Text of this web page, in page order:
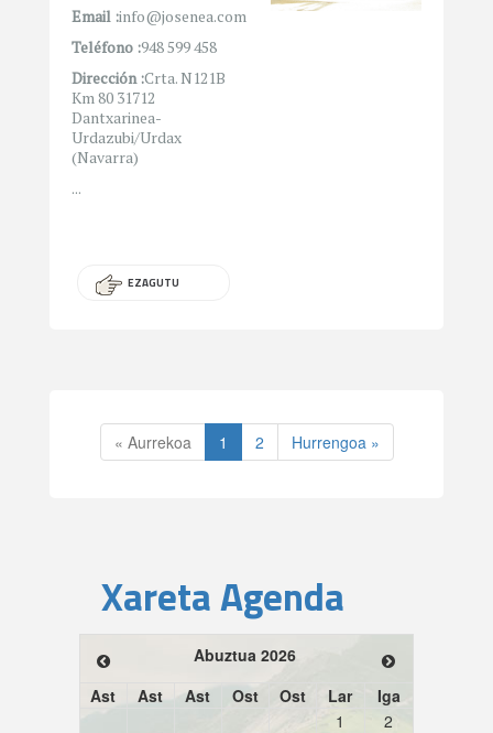
Email :info@josenea.com
Teléfono :948 599 458
Dirección :Crta. N121B
Km 80 31712
Dantxarinea-
Urdazubi/Urdax
(Navarra)
...
EZAGUTU
« Aurrekoa 1 2 Hurrengoa »
Xareta Agenda
Abuztua 2026
Ast
Ast Ast Ost Ost Lar
Iga
1
2